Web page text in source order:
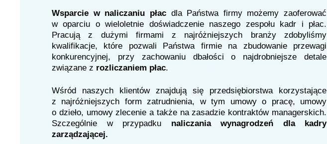
Wsparcie w naliczaniu płac dla Państwa firmy możemy zaoferować
w oparciu o wieloletnie doświadczenie naszego zespołu kadr i płac.
Pracują z dużymi firmami z najróżniejszych branży zdobyliśmy
kwalifikacje, które pozwali Państwa firmie na zbudowanie przewagi
konkurencyjnej, przy zachowaniu dbałości o najdrobniejsze detale
związane z rozliczaniem płac.
Wśród naszych klientów znajdują się przedsiębiorstwa korzystające
z najróżniejszych form zatrudnienia, w tym umowy o pracę, umowy
o dzieło, umowy zlecenie a także na zasadzie kontraktów managerskich.
Szczególnie w przypadku
naliczania wynagrodzeń dla kadry
zarządzającej.